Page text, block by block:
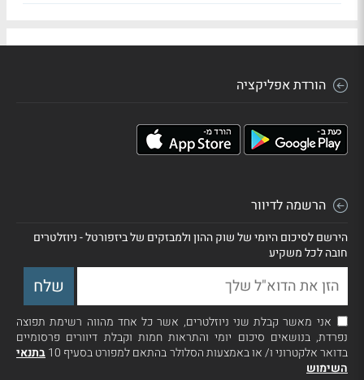
הורדת אפליקציה
הרשמה לדיוור
הירשם לסיכום היומי של שוק ההון ולמבזקים של ביזפורטל - ניוזלטרים
חובה לכל משקיע
אני מאשר קבלת שני ניוזלטרים, אשר כל אחד מהווה רשימת תפוצה
נפרדת, בנושאים סיכום יומי והתראות חמות וקבלת דיוורים פרסומיים
בדואר אלקטרוני ו/ או באמצעות הסלולר בהתאם למפורט בסעיף 10
בתנאי
השימוש